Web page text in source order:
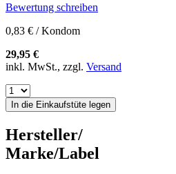
Bewertung schreiben
0,83 € / Kondom
29,95 €
inkl. MwSt., zzgl. Versand
In die Einkaufstüte legen
Hersteller/
Marke/Label